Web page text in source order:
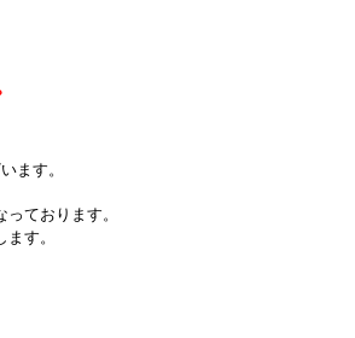
ます。
ております。
す。